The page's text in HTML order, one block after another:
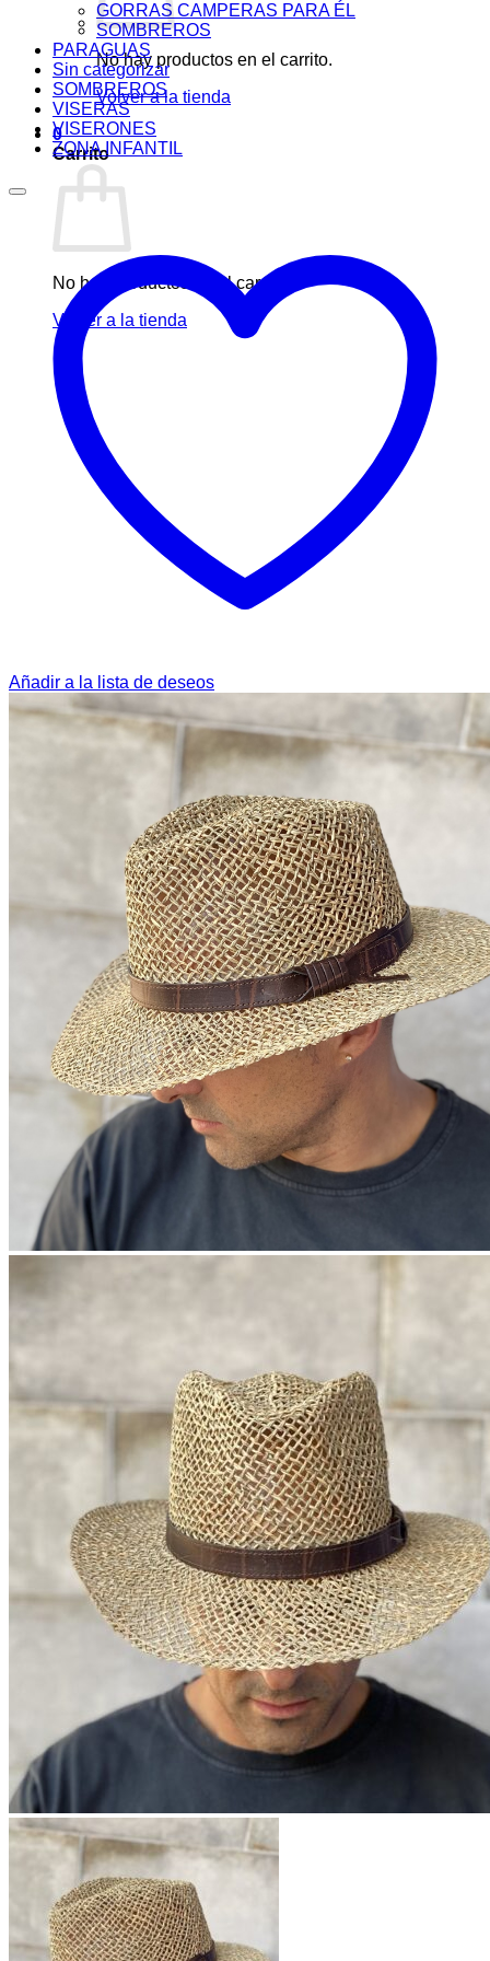
No hay productos en el carrito.
Volver a la tienda
0
Carrito
No hay productos en el carrito.
Volver a la tienda
GORRAS CAMPERAS PARA ÉL
SOMBREROS
PARAGUAS
Sin categorizar
SOMBREROS
VISERAS
VISERONES
ZONA INFANTIL
Añadir a la lista de deseos